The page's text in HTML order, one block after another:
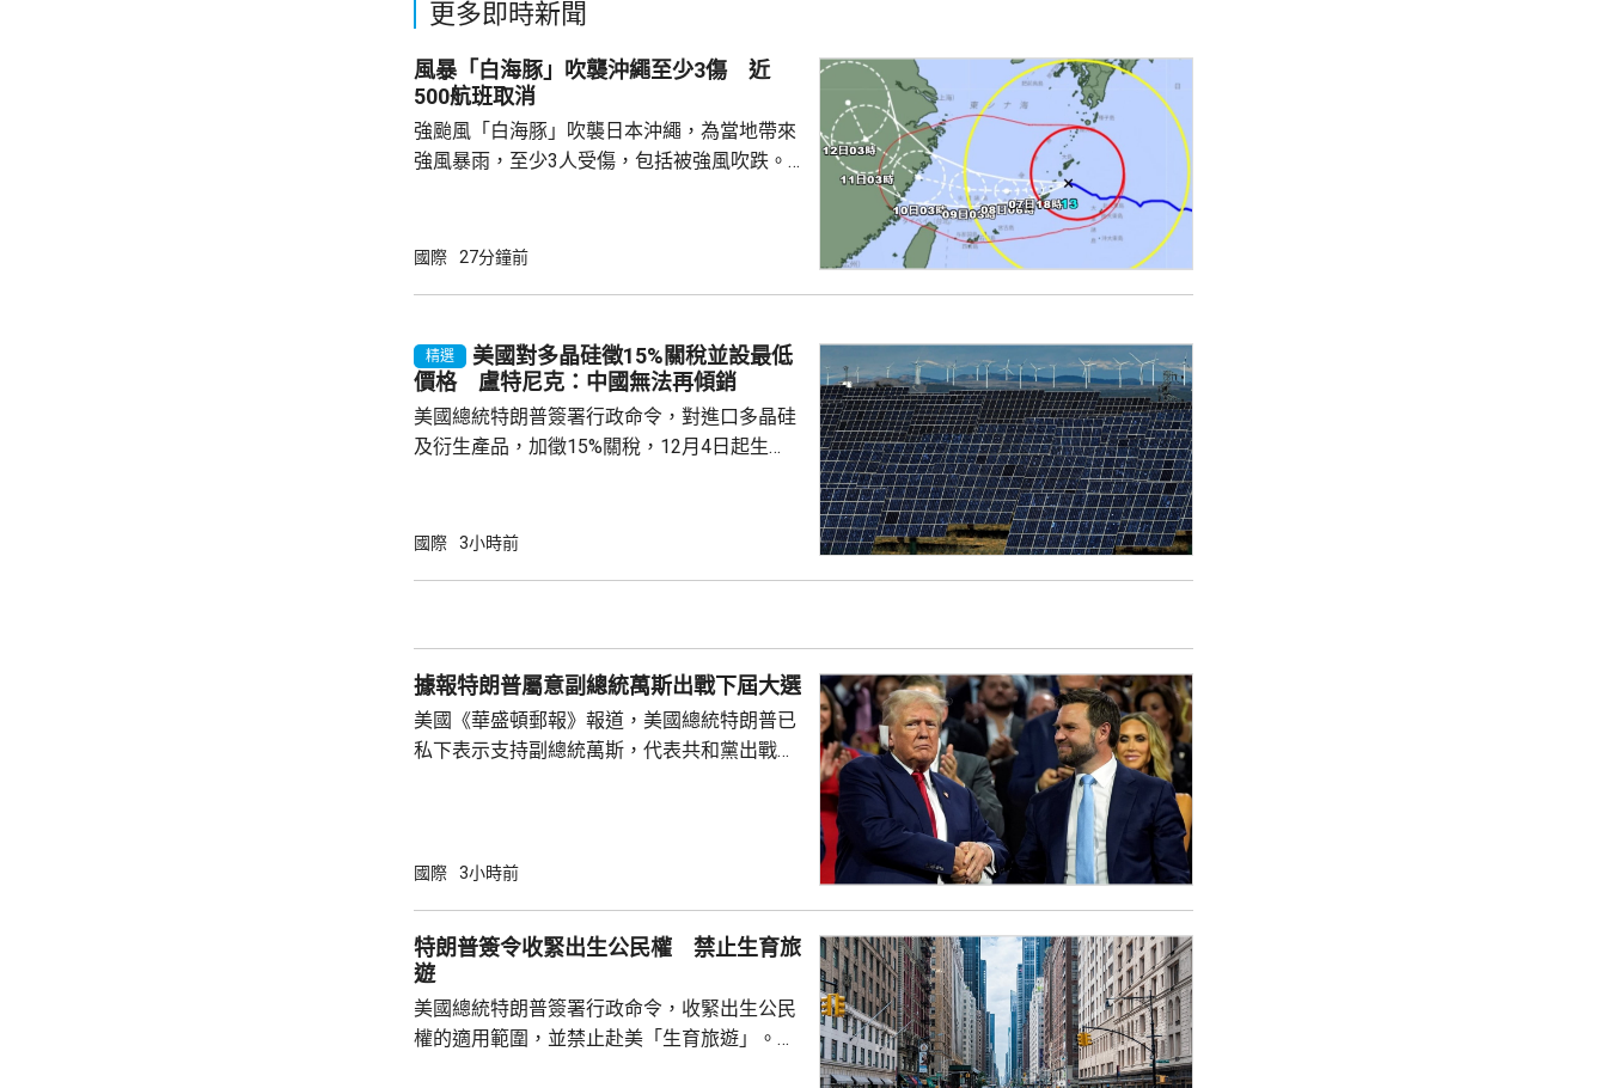
更多即時新聞
風暴「白海豚」吹襲沖繩至少3傷 近
500航班取消
強颱風「白海豚」吹襲日本沖繩，為當地帶來
強風暴雨，至少3人受傷，包括被強風吹跌。
機取消。沖繩各地實施交通管制，高速公路雙
每小時144公里，最高陣風風速每小時198公
里，風力足以導致房屋倒塌。氣象廳預計，沖
繩本島和奄美群島未來一日將受...
國際 27分鐘前
精選
美國對多晶硅徵15%關稅並設最低
價格 盧特尼克：中國無法再傾銷
美國總統特朗普簽署行政命令，對進口多晶硅
及衍生產品，加徵15%關稅，12月4日起生
產品設定最低價格，其中多晶硅每公斤21美
新或擴建多晶硅、晶圓或太陽能電池等生產設
施，並在2029年1月20日前...
國際 3小時前
據報特朗普屬意副總統萬斯出戰下屆大選
美國《華盛頓郵報》報道，美國總統特朗普已
私下表示支持副總統萬斯，代表共和黨出戰
朗普的顧問形容，特朗普已私下認定由萬斯
特朗普何時會公開表態就仍然為時尚早。報道
同時引述接近特朗普圈子的盟友指，特朗普的
性格反覆多變，會對不同人說不同的話，支...
國際 3小時前
特朗普簽令收緊出生公民權 禁止生育旅
遊
美國總統特朗普簽署行政命令，收緊出生公民
權的適用範圍，並禁止赴美「生育旅遊」。行